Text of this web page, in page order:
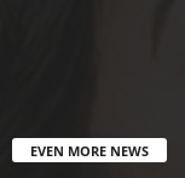
EVEN MORE NEWS